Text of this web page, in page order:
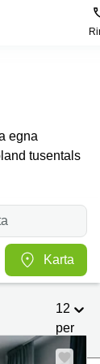
egna
tusentals
Karta
12
per
sida